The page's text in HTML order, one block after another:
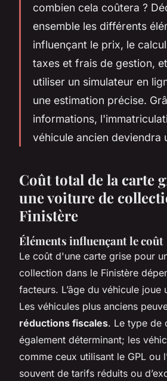
combien cela coûtera ?
ensemble les différents
influençant le prix, le
taxes et frais de gestion,
utiliser un simulateur en
une estimation précise.
informations,
véhicule ancien deviendra
Coût total de la carte
une voiture de
Finistère
Éléments influençant le coût
Le coût d'une carte grise pour
collection dans le Finistère
facteurs. L’âge du véhicule joue
Les véhicules plus anciens
réductions fiscales. Le type de
également déterminant; les
comme ceux utilisant le GPL ou
souvent de tarifs réduits ou